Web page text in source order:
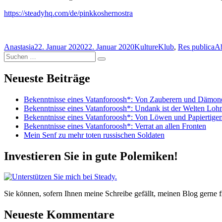
https://steadyhq.com/de/pinkkoshernostra
Autor
AnastasiaVeröffentlicht
22. Januar 202022. Januar 2020Kategorien
KultureKlub, Res publica
Suchen
nach:
Suchen
Neueste Beiträge
Bekenntnisse eines Vatanforoosh*: Von Zauberern und
Bekenntnisse eines Vatanforoosh*: Undank ist der Welten
Bekenntnisse eines Vatanforoosh*: Von Löwen und
Bekenntnisse eines Vatanforoosh*: Verrat an allen Fronten
Mein Senf zu mehr toten russischen Soldaten
Investieren Sie in gute Polemiken!
Sie können, sofern Ihnen meine Schreibe gefällt, meinen Blog gerne
Neueste Kommentare